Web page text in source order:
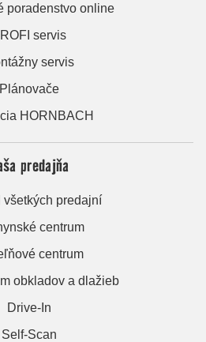
poradenstvo online
servis
servis
Plánovače
HORNBACH
predajňa
všetkých predajní
centrum
centrum
obkladov a dlažieb
Drive-In
Self-Scan